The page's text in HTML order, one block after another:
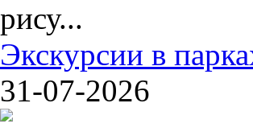
рису...
Экскурсии в
31-07-2026